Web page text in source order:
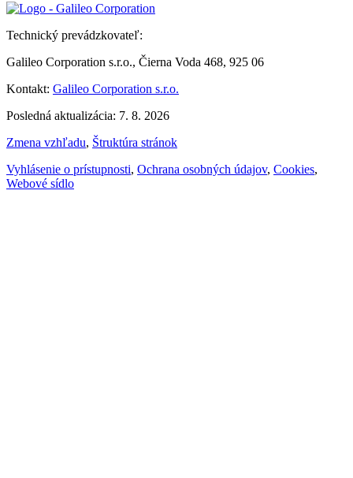
Technický prevádzkovateľ:
Galileo Corporation s.r.o., Čierna Voda 468, 925 06
Kontakt: Galileo Corporation s.r.o.
Posledná aktualizácia: 7. 8. 2026
Zmena vzhľadu, Štruktúra stránok
Vyhlásenie o prístupnosti, Ochrana osobných údajov, Cookies,
Webové sídlo